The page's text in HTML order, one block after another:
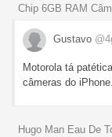
Chip 6GB RAM
Gustavo
Motorola tá
câmeras do iPhone.
Hugo Man Eau De